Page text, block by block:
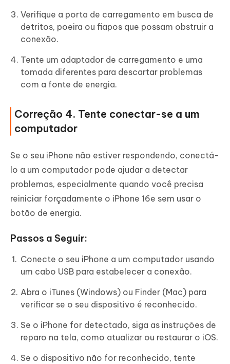
Verifique a porta de carregamento em busca de
detritos, poeira ou fiapos que possam obstruir a
conexão.
Tente um adaptador de carregamento e uma
tomada diferentes para descartar problemas
com a fonte de energia.
Correção 4. Tente conectar-se a um
computador
Se o seu iPhone não estiver respondendo, conectá-
lo a um computador pode ajudar a detectar
problemas, especialmente quando você precisa
reiniciar forçadamente o iPhone 16e sem usar o
botão de energia.
Passos a Seguir:
Conecte o seu iPhone a um computador usando
um cabo USB para estabelecer a conexão.
Abra o iTunes (Windows) ou Finder (Mac) para
verificar se o seu dispositivo é reconhecido.
Se o iPhone for detectado, siga as instruções de
reparo na tela, como atualizar ou restaurar o iOS.
Se o dispositivo não for reconhecido, tente